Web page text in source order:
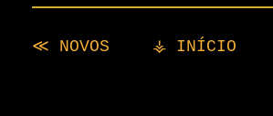
≪ NOVOS ⚶ INÍCIO